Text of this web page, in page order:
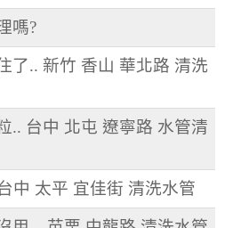
嗎?
了.. 新竹 香山 華北路 清洗
.. 台中 北屯 遼寧路 水管清
中 太平 宜佳街 清洗水管